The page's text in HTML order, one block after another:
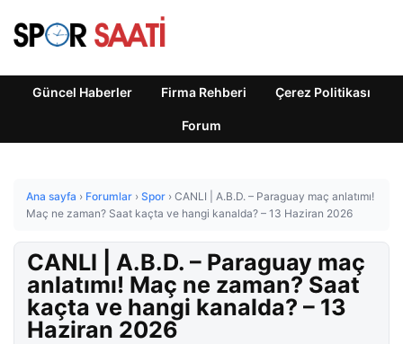
Güncel Haberler Firma Rehberi Çerez Politikası
Forum
Ana sayfa › Forumlar › Spor › CANLI | A.B.D. – Paraguay maç anlatımı!
Maç ne zaman? Saat kaçta ve hangi kanalda? – 13 Haziran 2026
CANLI | A.B.D. – Paraguay maç
anlatımı! Maç ne zaman? Saat
kaçta ve hangi kanalda? – 13
Haziran 2026